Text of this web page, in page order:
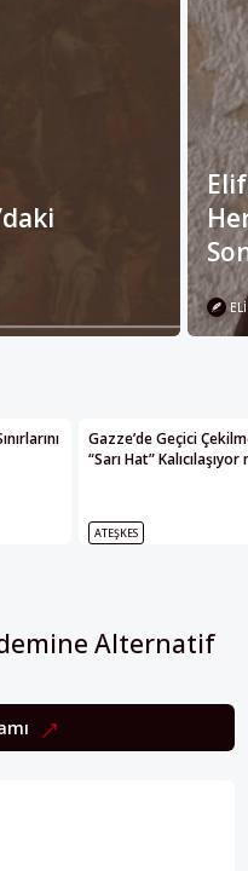
Gazze’de Geçici
“Sarı Hat” Kalıcılaşıyor
ATEŞKES
Alternatif